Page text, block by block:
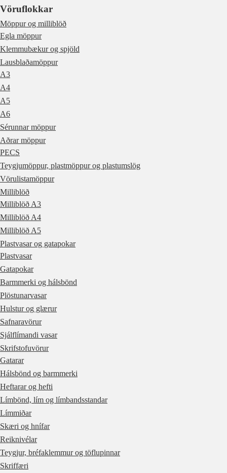
Vöruflokkar
Möppur og milliblöð
Egla möppur
Klemmubækur og spjöld
Lausblaðamöppur
A3
A4
A5
A6
Sérunnar möppur
Aðrar möppur
PECS
Teygjumöppur, plastmöppur og plastumslög
Vörulistamöppur
Milliblöð
Milliblöð A3
Milliblöð A4
Milliblöð A5
Plastvasar og gatapokar
Plastvasar
Gatapokar
Barmmerki og hálsbönd
Plöstunarvasar
Hulstur og glærur
Safnaravörur
Sjálflímandi vasar
Skrifstofuvörur
Gatarar
Hálsbönd og barmmerki
Heftarar og hefti
Límbönd, lím og límbandsstandar
Límmiðar
Skæri og hnífar
Reiknivélar
Teygjur, bréfaklemmur og töflupinnar
Skriffæri